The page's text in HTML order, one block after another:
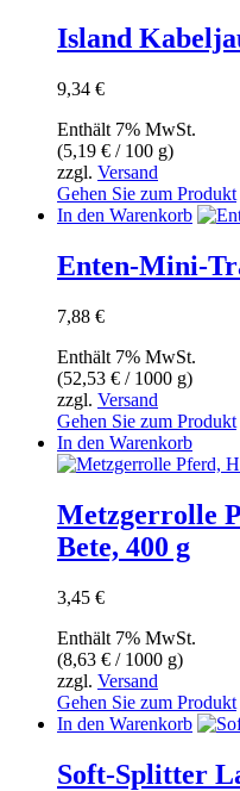
Island
9,34 €
Enthält 7% MwSt.
(5,19 € / 100 g)
zzgl. Versand
Gehen Sie zum Produkt
In den Warenkorb
Enten-Mini-
7,88 €
Enthält 7% MwSt.
(52,53 € / 1000 g)
zzgl. Versand
Gehen Sie zum Produkt
In den Warenkorb
Metzgerrolle
Bete, 400 g
3,45 €
Enthält 7% MwSt.
(8,63 € / 1000 g)
zzgl. Versand
Gehen Sie zum Produkt
In den Warenkorb
Soft-Splitter